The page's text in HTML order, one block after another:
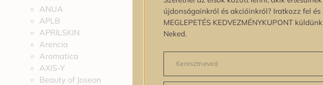
ANUA
APLB
APRILSKIN
Arencia
Aromatica
AXIS-Y
Beauty of Joseon
újdonságainkról és akcióinkról? Iratkozz fel és
MEGLEPETÉS KEDVEZMÉNYKUPONT küldünk
Neked.